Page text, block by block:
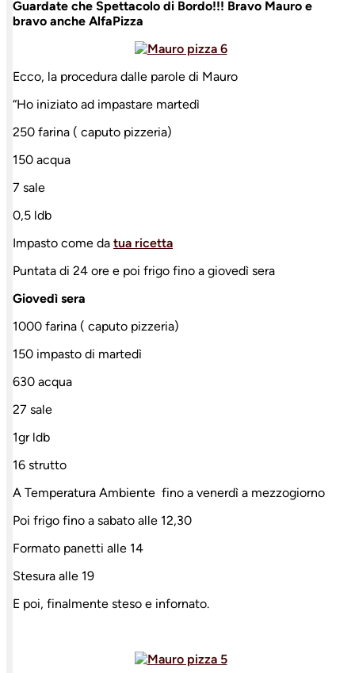
Guardate che Spettacolo di Bordo!!! Bravo Mauro e
bravo anche AlfaPizza
Ecco, la procedura dalle parole di Mauro
“Ho iniziato ad impastare martedì
250 farina ( caputo pizzeria)
150 acqua
7 sale
0,5 ldb
Impasto come da tua ricetta
Puntata di 24 ore e poi frigo fino a giovedì sera
Giovedì sera
1000 farina ( caputo pizzeria)
150 impasto di martedì
630 acqua
27 sale
1gr ldb
16 strutto
A Temperatura Ambiente fino a venerdì a mezzogiorno
Poi frigo fino a sabato alle 12,30
Formato panetti alle 14
Stesura alle 19
E poi, finalmente steso e infornato.